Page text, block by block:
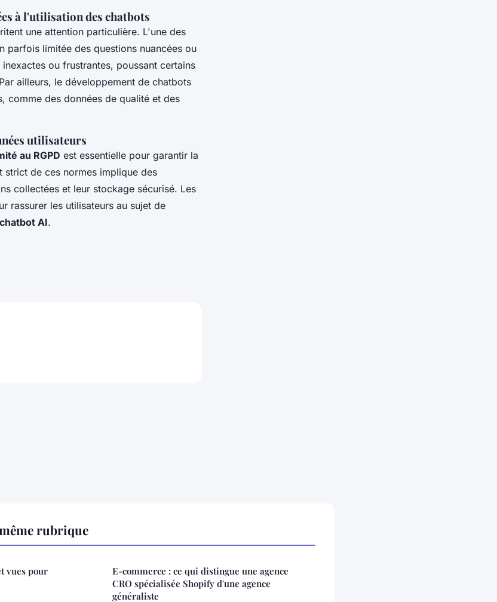
à l'utilisation des chatbots
une attention particulière. L'une des
parfois limitée des questions nuancées ou
ou frustrantes, poussant certains
ailleurs, le développement de chatbots
comme des données de qualité et des
utilisateurs
au RGPD est essentielle pour garantir la
strict de ces normes implique des
collectées et leur stockage sécurisé. Les
rassurer les utilisateurs au sujet de
chatbot AI.
rubrique
vues pour
E-commerce : ce qui distingue une agence
CRO spécialisée Shopify d'une agence
généraliste